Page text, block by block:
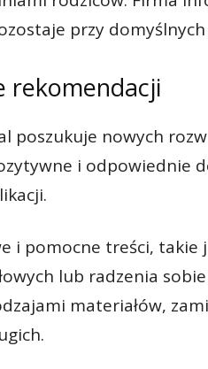
przy
rekomendacji
poszukuje nowych
i odpowiednie
i pomocne treści, takie
lub radzenia
materiałów,